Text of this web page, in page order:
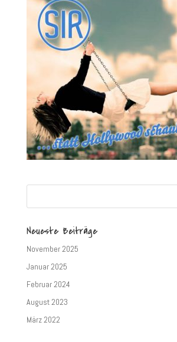
Neueste Beiträge
November 2025
Januar 2025
Februar 2024
August 2023
März 2022